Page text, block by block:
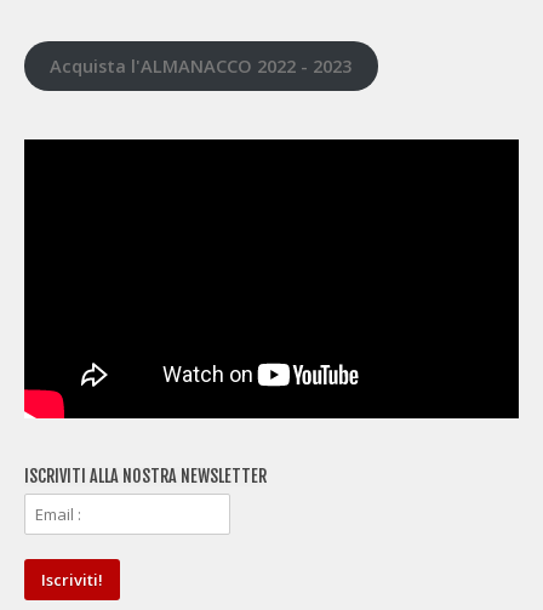
Acquista l'ALMANACCO 2022 - 2023
ISCRIVITI ALLA NOSTRA NEWSLETTER